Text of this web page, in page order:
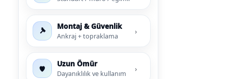
Temizleyici
Havuz Robotu Yedek
Montaj & Güvenlik
Ankraj + topraklama
›
Uzun Ömür
Dayanıklılık ve kullanım
›